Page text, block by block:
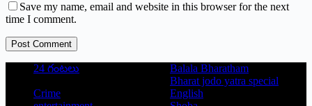
Save my name, email and website in this browser for the next
time I comment.
Post Comment
24 గంటలు
Balala Bharatham
Bharat jodo yatra special
Crime
English